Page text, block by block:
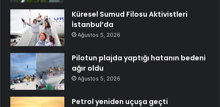
Küresel Sumud Filosu Aktivistleri
İstanbul’da
Ağustos 5, 2026
Pilotun plajda yaptığı hatanın bedeni
ağır oldu
Ağustos 5, 2026
Petrol yeniden uçuşa geçti